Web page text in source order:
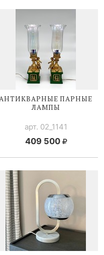
ПАРНЫЕ
ЛАМПЫ
арт. 02_1141
409 500